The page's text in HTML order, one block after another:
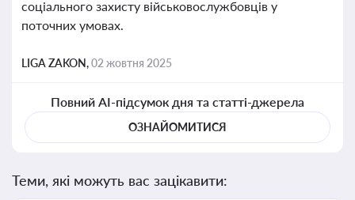
соціального захисту військовослужбовців у
поточних умовах.
LIGA ZAKON,02 жовтня 2025
Повний AI-підсумок дня та статті-джерела
ОЗНАЙОМИТИСЯ
Теми, які можуть вас зацікавити: